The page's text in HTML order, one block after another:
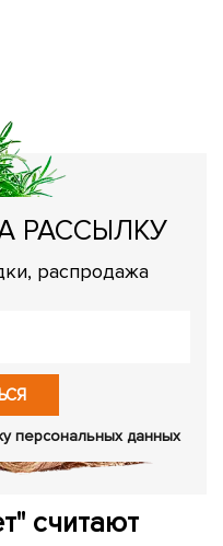
РАССЫЛКУ
распродажа
персональных данных
считают